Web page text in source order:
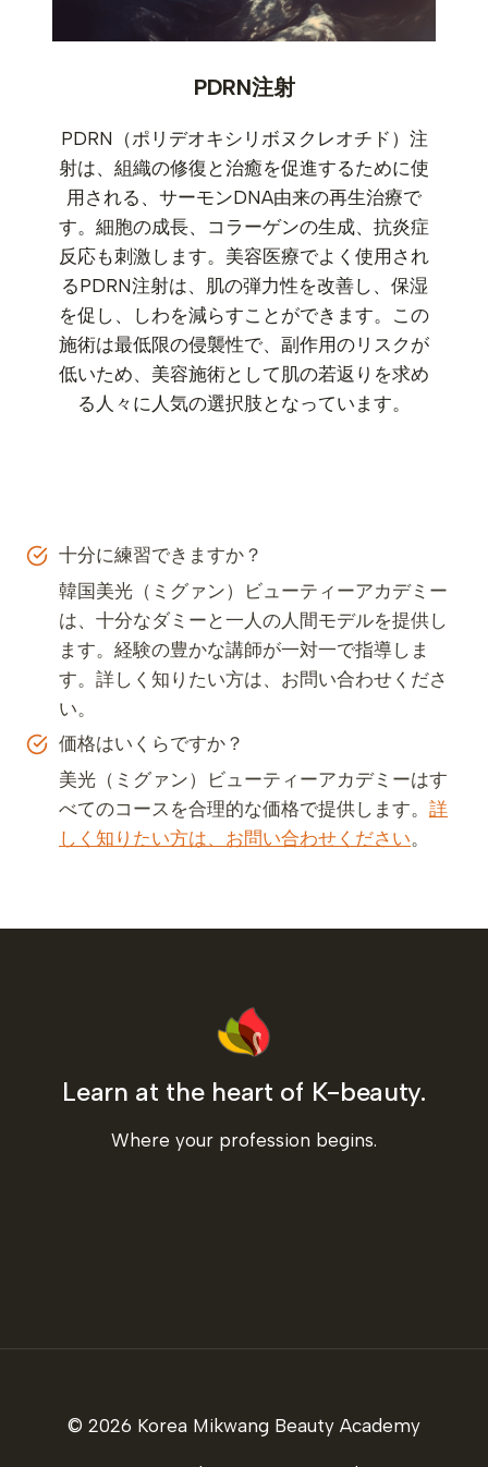
PDRN注射
PDRN（ポリデオキシリボヌクレオチド）注
射は、組織の修復と治癒を促進するために使
用される、サーモンDNA由来の再生治療で
す。細胞の成長、コラーゲンの生成、抗炎症
反応も刺激します。美容医療でよく使用され
るPDRN注射は、肌の弾力性を改善し、保湿
を促し、しわを減らすことができます。この
施術は最低限の侵襲性で、副作用のリスクが
低いため、美容施術として肌の若返りを求め
る人々に人気の選択肢となっています。
十分に練習できますか？
韓国美光（ミグァン）ビューティーアカデミー
は、十分なダミーと一人の人間モデルを提供し
ます。経験の豊かな講師が一対一で指導しま
す。詳しく知りたい方は、お問い合わせくださ
い。
価格はいくらですか？
美光（ミグァン）ビューティーアカデミーはす
べてのコースを合理的な価格で提供します。 詳
しく知りたい方は、お問い合わせください。
Learn at the heart of K-beauty.
Where your profession begins.
© 2026 Korea Mikwang Beauty Academy